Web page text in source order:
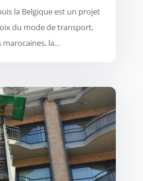
la Belgique est un projet
du mode de transport,
la...